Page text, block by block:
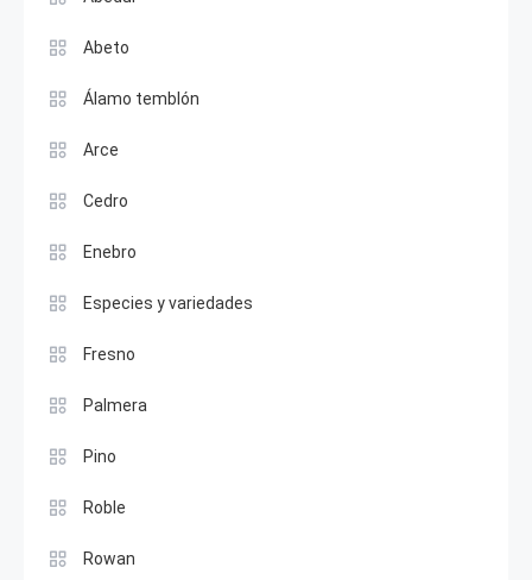
Abeto
Álamo temblón
Arce
Cedro
Enebro
Especies y variedades
Fresno
Palmera
Pino
Roble
Rowan